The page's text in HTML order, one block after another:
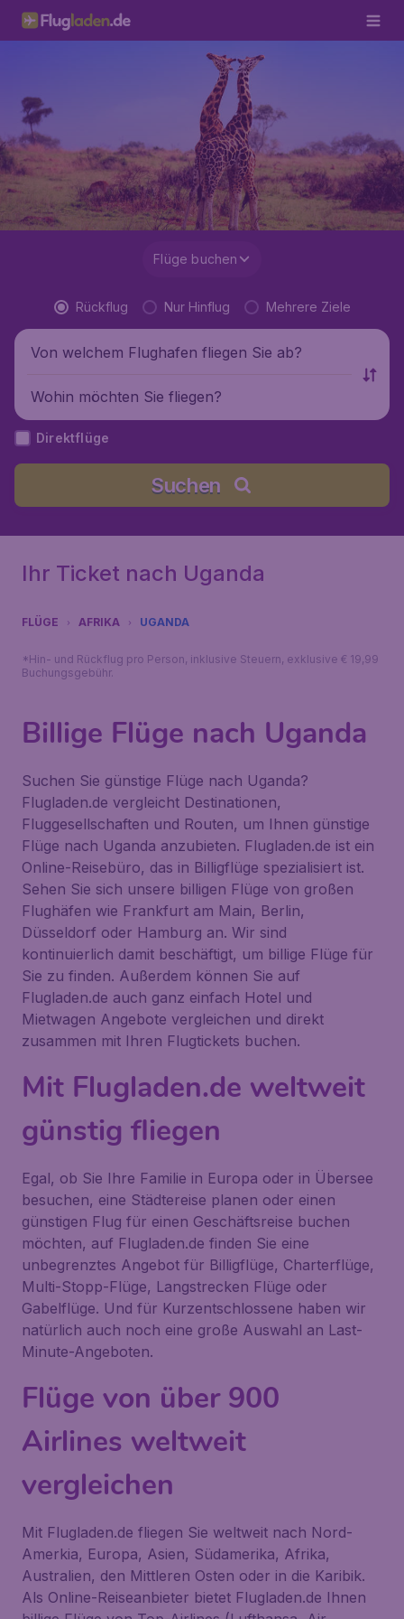
Flüge buchen
Rückflug Nur Hinflug Mehrere Ziele
Von welchem Flughafen fliegen Sie ab?
Wohin möchten Sie fliegen?
Direktflüge
Suchen
Ihr Ticket nach Uganda
FLÜGE AFRIKA UGANDA
*Hin- und Rückflug pro Person, inklusive Steuern, exklusive € 19,99
Buchungsgebühr.
Billige Flüge nach Uganda
Suchen Sie günstige Flüge nach Uganda?
Flugladen.de vergleicht Destinationen,
Fluggesellschaften und Routen, um Ihnen günstige
Flüge nach Uganda anzubieten. Flugladen.de ist ein
Online-Reisebüro, das in Billigflüge spezialisiert ist.
Sehen Sie sich unsere billigen Flüge von großen
Flughäfen wie Frankfurt am Main, Berlin,
Düsseldorf oder Hamburg an. Wir sind
kontinuierlich damit beschäftigt, um billige Flüge für
Sie zu finden. Außerdem können Sie auf
Flugladen.de auch ganz einfach Hotel und
Mietwagen Angebote vergleichen und direkt
zusammen mit Ihren Flugtickets buchen.
Mit Flugladen.de weltweit
günstig fliegen
Egal, ob Sie Ihre Familie in Europa oder in Übersee
besuchen, eine Städtereise planen oder einen
günstigen Flug für einen Geschäftsreise buchen
möchten, auf Flugladen.de finden Sie eine
unbegrenztes Angebot für Billigflüge, Charterflüge,
Multi-Stopp-Flüge, Langstrecken Flüge oder
Gabelflüge. Und für Kurzentschlossene haben wir
natürlich auch noch eine große Auswahl an Last-
Minute-Angeboten.
Flüge von über 900
Airlines weltweit
vergleichen
Mit Flugladen.de fliegen Sie weltweit nach Nord-
Amerkia, Europa, Asien, Südamerika, Afrika,
Australien, den Mittleren Osten oder in die Karibik.
Als Online-Reiseanbieter bietet Flugladen.de Ihnen